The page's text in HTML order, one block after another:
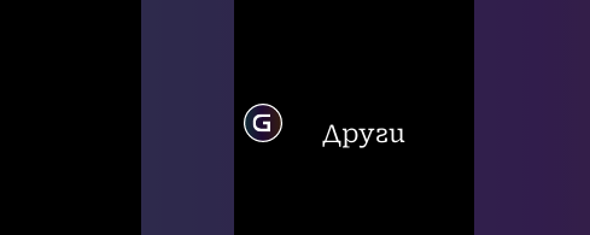
Други